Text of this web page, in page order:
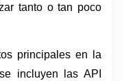
tanto o tan poco
principales en la
incluyen las API